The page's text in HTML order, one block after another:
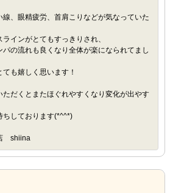
、眼精疲労、首肩こりなどが気なっていた
インがとてもすっきりされ、
パの流れも良くなり全体が楽になられてまし
も嬉しく思います！
ただくとまたほぐれやすくなり変化が出やす
ちしております(*^^*)
shiina